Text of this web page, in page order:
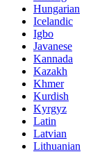
Hungarian
Icelandic
Igbo
Javanese
Kannada
Kazakh
Khmer
Kurdish
Kyrgyz
Latin
Latvian
Lithuanian